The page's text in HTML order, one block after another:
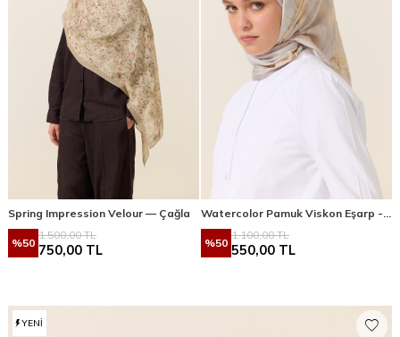
Spring Impression Velour — Çağla
%50
1.500,00TL
750,00 TL %50
1.100,00TL
550,00 TL
YENI